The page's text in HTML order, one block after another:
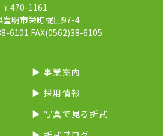
〒470-1161
豊明市栄町梶田97-4
6101 FAX(0562)38-6105
▶︎ 事業案内
▶︎ 採用情報
▶︎ 写真で見る折武